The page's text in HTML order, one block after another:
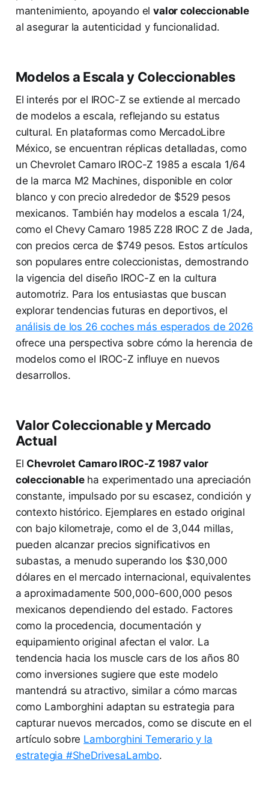
mantenimiento, apoyando elvalor coleccionable
al asegurar la autenticidad y funcionalidad.
Modelos a Escala y Coleccionables
El interés por el IROC-Z se extiende al mercado
de modelos a escala, reflejando su estatus
cultural. En plataformas como MercadoLibre
México, se encuentran réplicas detalladas, como
un Chevrolet Camaro IROC-Z 1985 a escala 1/64
de la marca M2 Machines, disponible en color
blanco y con precio alrededor de $529 pesos
mexicanos. También hay modelos a escala 1/24,
como el Chevy Camaro 1985 Z28 IROC Z de Jada,
con precios cerca de $749 pesos. Estos artículos
son populares entre coleccionistas, demostrando
la vigencia del diseño IROC-Z en la cultura
automotriz. Para los entusiastas que buscan
explorar tendencias futuras en deportivos, el
análisis de los 26 coches más esperados de 2026
ofrece una perspectiva sobre cómo la herencia de
modelos como el IROC-Z influye en nuevos
desarrollos.
Valor Coleccionable y Mercado
Actual
El Chevrolet Camaro IROC-Z 1987 valor
coleccionableha experimentado una apreciación
constante, impulsado por su escasez, condición y
contexto histórico. Ejemplares en estado original
con bajo kilometraje, como el de 3,044 millas,
pueden alcanzar precios significativos en
subastas, a menudo superando los $30,000
dólares en el mercado internacional, equivalentes
a aproximadamente 500,000-600,000 pesos
mexicanos dependiendo del estado. Factores
como la procedencia, documentación y
equipamiento original afectan el valor. La
tendencia hacia los muscle cars de los años 80
como inversiones sugiere que este modelo
mantendrá su atractivo, similar a cómo marcas
como Lamborghini adaptan su estrategia para
capturar nuevos mercados, como se discute en el
artículo sobre Lamborghini Temerario y la
estrategia #SheDrivesaLambo.